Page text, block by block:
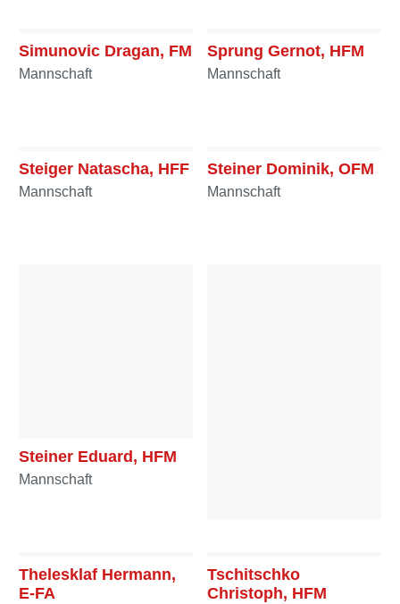
Ausschuss
Simunovic Dragan, FM
Mannschaft
Sprung Gernot, HFM
Mannschaft
Steiger Natascha, HFF
Mannschaft
Steiner Dominik, OFM
Mannschaft
Steiner Eduard, HFM
Mannschaft
Thelesklaf Hermann,
E-FA
Tschitschko
Christoph, HFM